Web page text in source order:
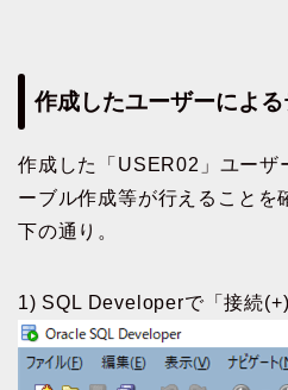
作成したユーザーによ
作成した「USER02」ユーザ
ーブル作成等が行えることを
下の通り。
1) SQL Developerで「接続